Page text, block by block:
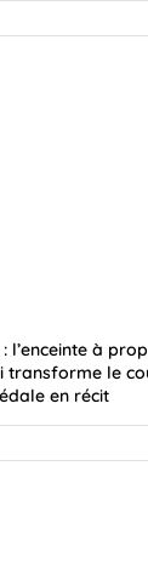
l’enceinte à
transforme le
en récit